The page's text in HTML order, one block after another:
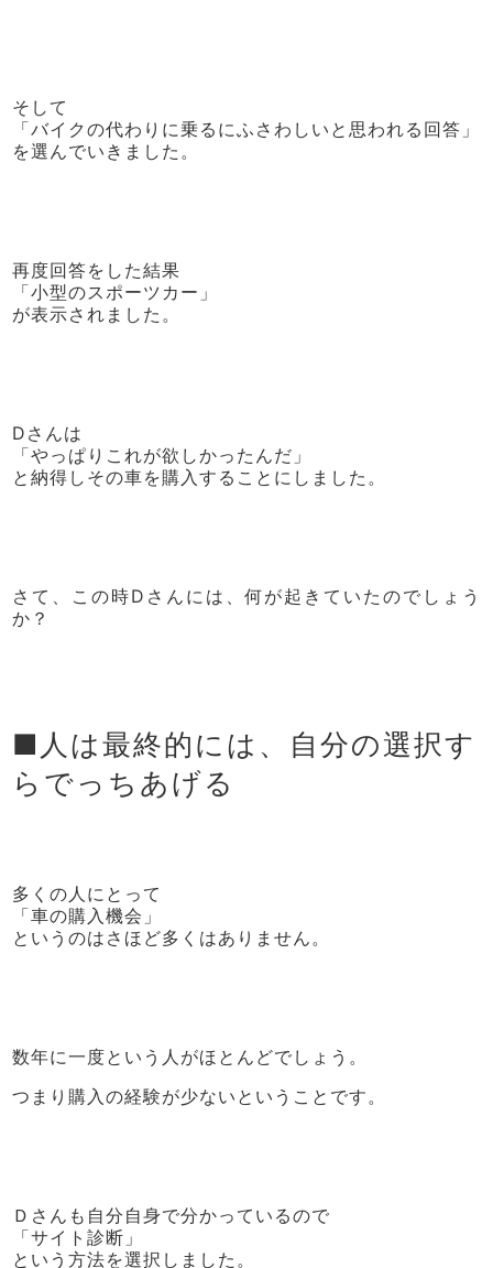
そして
「バイクの代わりに乗るにふさわしいと思われる回答」
を選んでいきました。
再度回答をした結果
「小型のスポーツカー」
が表示されました。
Dさんは
「やっぱりこれが欲しかったんだ」
と納得しその車を購入することにしました。
さて、この時Dさんには、何が起きていたのでしょう
か？
■人は最終的には、自分の選択す
らでっちあげる
多くの人にとって
「車の購入機会」
というのはさほど多くはありません。
数年に一度という人がほとんどでしょう。
つまり購入の経験が少ないということです。
Ｄさんも自分自身で分かっているので
「サイト診断」
という方法を選択しました。